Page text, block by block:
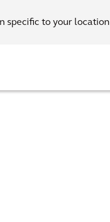
specific to your location